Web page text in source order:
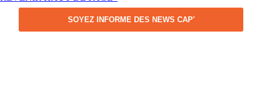
SOYEZ INFORME DES NEWS CAP'